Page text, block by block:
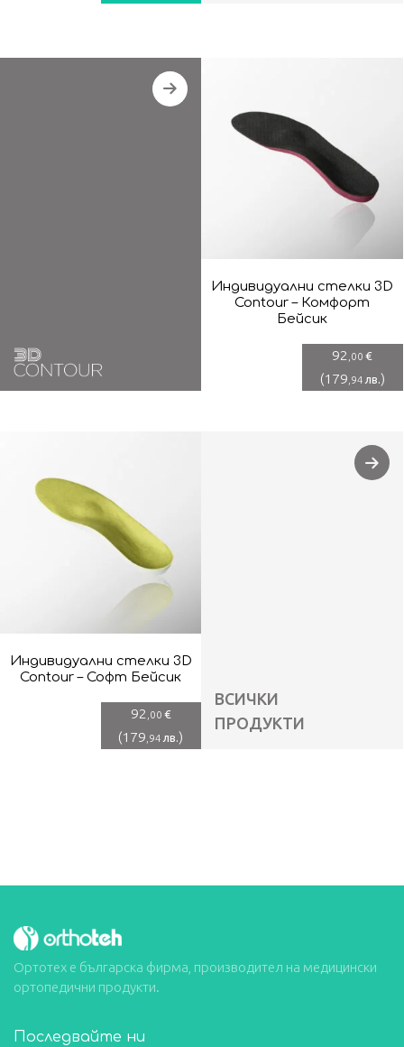
Индивидуални стелки 3D
Contour – Комфорт
Бейсик
92 ,00 €
(179 ,94 лв.)
Индивидуални стелки 3D
Contour – Софт Бейсик
92 ,00 €
(179 ,94 лв.)
ВСИЧКИ
ПРОДУКТИ
Ортотех е българска фирма, производител на медицински
ортопедични продукти.
Последвайте ни